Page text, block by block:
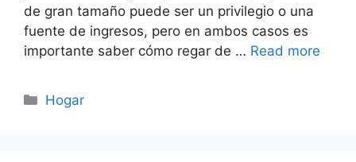
de gran tamaño puede ser un privilegio o una
fuente de ingresos, pero en ambos casos es
importante saber cómo regar de … Read more
Categorías
Hogar